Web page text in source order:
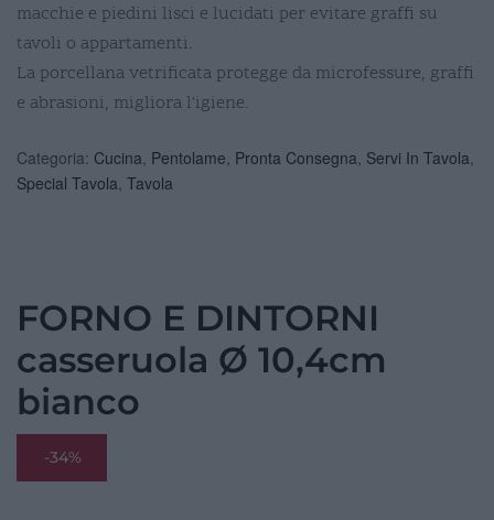
macchie e piedini lisci e lucidati per evitare graffi su
tavoli o appartamenti.
La porcellana vetrificata protegge da microfessure, graffi
e abrasioni, migliora l'igiene.
Categoria: Cucina Pentolame Pronta Consegna Servi In Tavola
Special Tavola Tavola
FORNO E DINTORNI
casseruola Ø 10,4cm
bianco
-34%